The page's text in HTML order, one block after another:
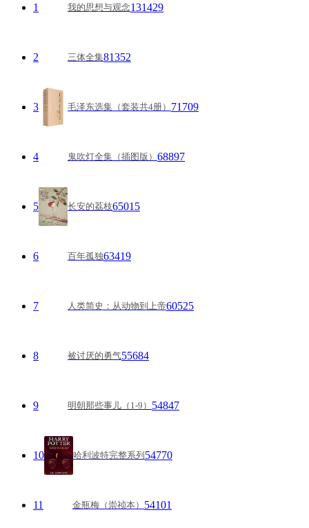
1 我的思想与观念131429
2 三体全集81352
3 毛泽东选集（套装共4册） 71709
4 鬼吹灯全集（插图版） 68897
5 长安的荔枝65015
6 百年孤独63419
7 人类简史：从动物到上帝60525
8 被讨厌的勇气55684
9 明朝那些事儿（1-9） 54847
10 哈利波特完整系列 54770
11 金瓶梅（崇祯本） 54101